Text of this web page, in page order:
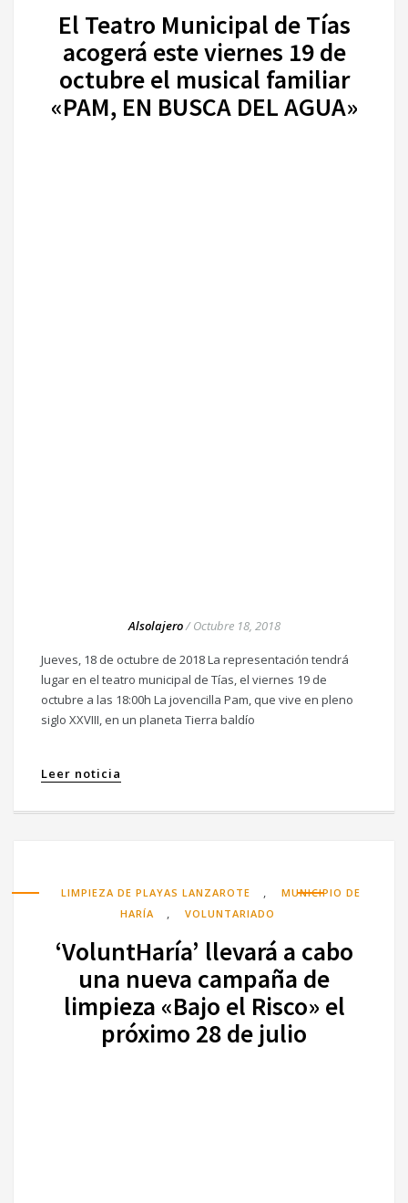
El Teatro Municipal de Tías
acogerá este viernes 19 de
octubre el musical familiar
«PAM, EN BUSCA DEL AGUA»
Alsolajero/Octubre 18, 2018
Jueves, 18 de octubre de 2018 La representación tendrá
lugar en el teatro municipal de Tías, el viernes 19 de
octubre a las 18:00h La jovencilla Pam, que vive en pleno
siglo XXVIII, en un planeta Tierra baldío
Leer noticia
LIMPIEZA DE PLAYAS LANZAROTE ,
MUNICIPIO DE
HARÍA
, VOLUNTARIADO
‘VoluntHaría’ llevará a cabo
una nueva campaña de
limpieza «Bajo el Risco» el
próximo 28 de julio